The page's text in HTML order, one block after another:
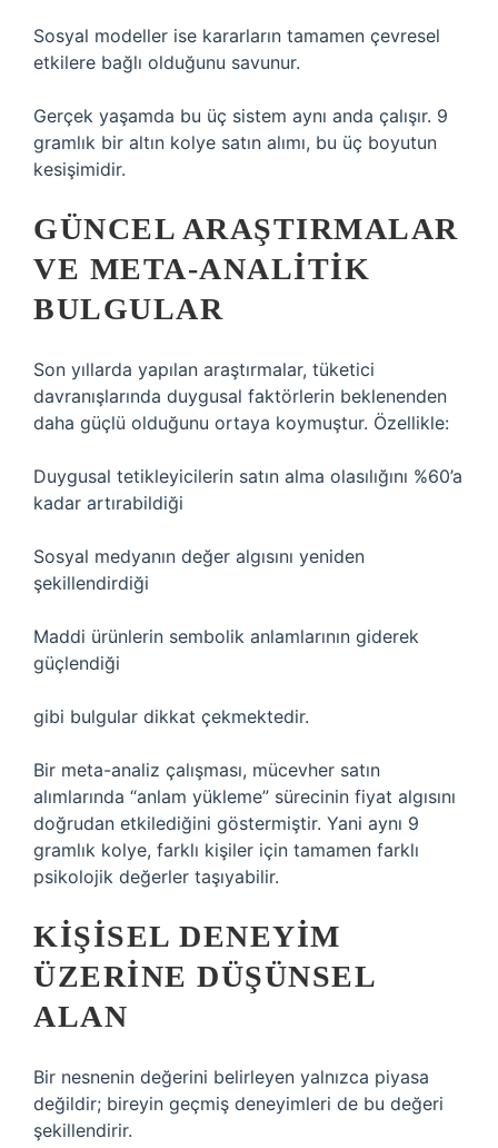
Sosyal modeller ise kararların tamamen çevresel
etkilere bağlı olduğunu savunur.
Gerçek yaşamda bu üç sistem aynı anda çalışır. 9
gramlık bir altın kolye satın alımı, bu üç boyutun
kesişimidir.
GÜNCEL ARAŞTIRMALAR
VE META-ANALITIK
BULGULAR
Son yıllarda yapılan araştırmalar, tüketici
davranışlarında duygusal faktörlerin beklenenden
daha güçlü olduğunu ortaya koymuştur. Özellikle:
Duygusal tetikleyicilerin satın alma olasılığını %60’a
kadar artırabildiği
Sosyal medyanın değer algısını yeniden
şekillendirdiği
Maddi ürünlerin sembolik anlamlarının giderek
güçlendiği
gibi bulgular dikkat çekmektedir.
Bir meta-analiz çalışması, mücevher satın
alımlarında “anlam yükleme” sürecinin fiyat algısını
doğrudan etkilediğini göstermiştir. Yani aynı 9
gramlık kolye, farklı kişiler için tamamen farklı
psikolojik değerler taşıyabilir.
KIŞISEL DENEYIM
ÜZERINE DÜŞÜNSEL
ALAN
Bir nesnenin değerini belirleyen yalnızca piyasa
değildir; bireyin geçmiş deneyimleri de bu değeri
şekillendirir.